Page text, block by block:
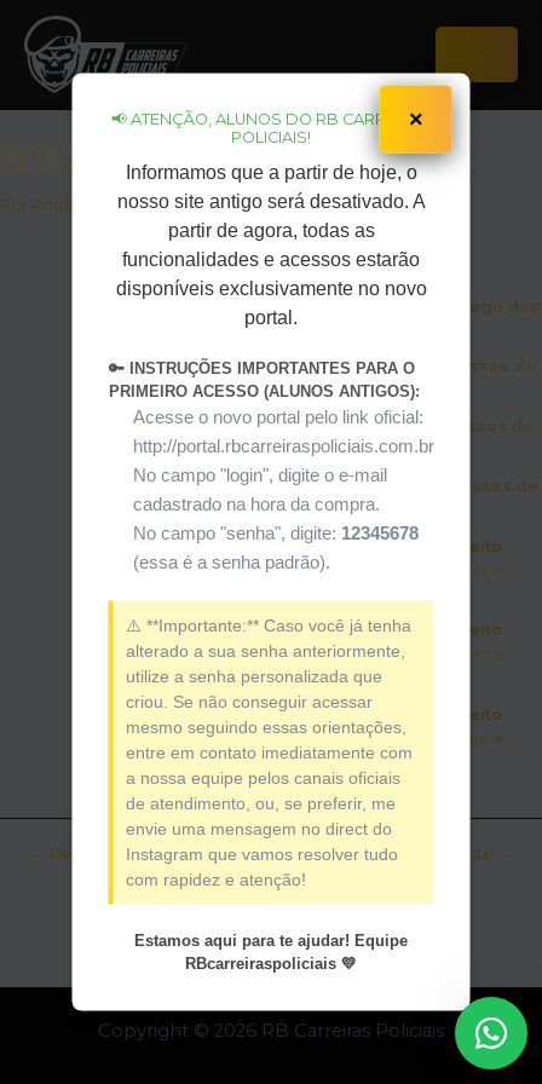
para
conteúdo
Main
Menu
Por Ronaldo Bandeira/13 de dezembro de 2023
7 Missões nessa etapa
Nesta Missão temos o conteúdo de Emprego das
Classes de Palavras - Conjunções
Nesta Missão teremos o conteúdo de Classes de
Palavras - Substantivos
Nesta Missão teremos o conteúdo de classes de
palavras Adverbios e Adjetivos
Nesta Missão veremos o conteúdo de Classes de
Palavras no formato de Flash Cards
Nesta Missão veremos o conteúdo de Direito
Constitucional teoria de direitos individuais e
Nesta Missão veremos o conteúdo de Direito
Constitucional teoria de direitos individuais e
coletivos - parte VII
Nesta Missão veremos o conteúdo de Direito
Constitucional teoria de direitos individuais e
coletivos no formato de FLASH CARDS
Navegação
← Pertencerei anterior Pertencerei seguinte →
Copyright © 2026 RB Carreiras Policiais
×
📢 ATENÇÃO, ALUNOS DO RB CARREIRAS
POLICIAIS!
Informamos que a partir de hoje, o
nosso site antigo será desativado. A
partir de agora, todas as
funcionalidades e acessos estarão
disponíveis exclusivamente no novo
portal.
🔑 INSTRUÇÕES IMPORTANTES PARA O
PRIMEIRO ACESSO (ALUNOS ANTIGOS):
Acesse o novo portal pelo link oficial:
http://portal.rbcarreiraspoliciais.com.br
No campo "login", digite o e-mail
cadastrado na hora da compra.
No campo "senha", digite: 12345678
(essa é a senha padrão).
⚠️ **Importante:** Caso você já tenha
alterado a sua senha anteriormente,
utilize a senha personalizada que
criou. Se não conseguir acessar
mesmo seguindo essas orientações,
entre em contato imediatamente com
a nossa equipe pelos canais oficiais
de atendimento, ou, se preferir, me
envie uma mensagem no direct do
Instagram que vamos resolver tudo
com rapidez e atenção!
Estamos aqui para te ajudar! Equipe
RBcarreiraspoliciais 💛